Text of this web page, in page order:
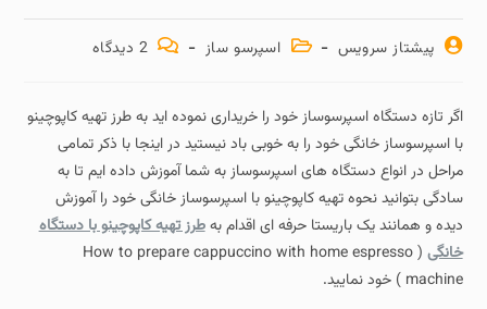
پیشتاز سرویس اسپرسو ساز 2 دیدگاه‌
اگر تازه دستگاه اسپرسوساز خود را خریداری نموده اید به طرز تهیه کاپوچینو
با اسپرسوساز خانگی خود را به خوبی باد نیستید در اینجا با ذکر تمامی
مراحل در انواع دستگاه های اسپرسوساز به شما آموزش داده ایم تا به
سادگی بتوانید نحوه تهیه کاپوچینو با اسپرسوساز خانگی خود را آموزش
دیده و همانند یک باریستا حرفه ای اقدام بهطرز تهیه کاپوچینو با دستگاه
خانگی
( How to prepare cappuccino with home espresso
machine ) خود نمایید.